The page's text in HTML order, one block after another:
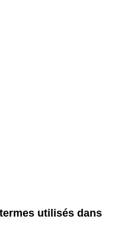
utilisés dans